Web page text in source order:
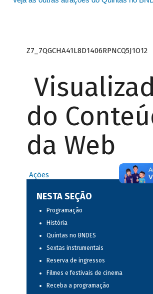
Z7_7QGCHA41L8D1406RPNCQ5J1O12
do
da Web
Ações
NESTA SEÇÃO
Programação
História
Quintas no BNDES
Sextas instrumentais
Reserva de ingressos
Filmes e festivais de cinema
Receba a programação